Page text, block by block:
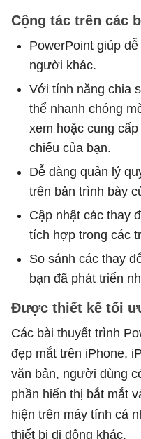
Cộng tác trên các
PowerPoint giúp
người khác.
Với tính năng chia
thể nhanh chóng
xem hoặc cung
chiếu của bạn.
Dễ dàng quản lý
trên bản trình bày
Cập nhật các thay
tích hợp trong các
So sánh các thay
bạn đã phát triển
Được thiết kế tối
Các bài thuyết trình
đẹp mắt trên iPhone,
văn bản, người dùng
phần hiển thị bắt mắt
hiện trên máy tính cá
thiết bị di động khác.